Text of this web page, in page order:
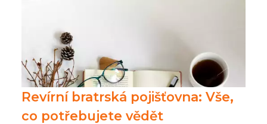
Revírní bratrská pojišťovna: Vše,
co potřebujete vědět